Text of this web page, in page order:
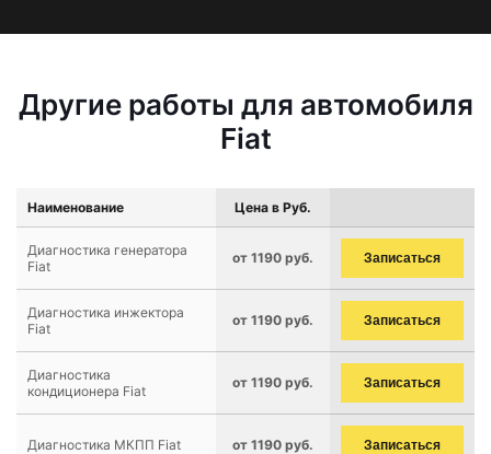
Другие работы для автомобиля
Fiat
Наименование Цена в Руб.
Диагностика генератора
Fiat
от 1190 руб. Записаться
Диагностика инжектора
Fiat
от 1190 руб. Записаться
Диагностика
кондиционера Fiat
от 1190 руб. Записаться
Диагностика МКПП Fiat от 1190 руб. Записаться